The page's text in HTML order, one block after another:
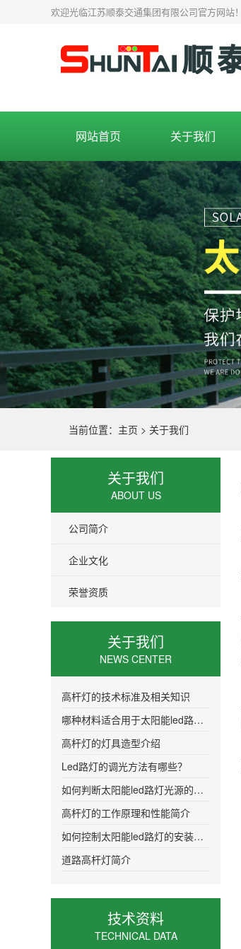
欢迎光临江苏顺泰交通集团有限公司官方网站！
网站首页 关于我们
当前位置： 主页 > 关于我们
关于我们
ABOUT US
公司简介
企业文化
荣誉资质
关于我们
NEWS CENTER
高杆灯的技术标准及相关知识
哪种材料适合用于太阳能led路灯的灯头
高杆灯的灯具造型介绍
Led路灯的调光方法有哪些？
如何判断太阳能led路灯光源的质量
高杆灯的工作原理和性能简介
如何控制太阳能led路灯的安装距离更加合
道路高杆灯简介
技术资料
TECHNICAL DATA